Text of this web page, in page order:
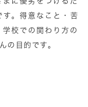
。得意なこと・苦
校での関わり方の
の目的です。